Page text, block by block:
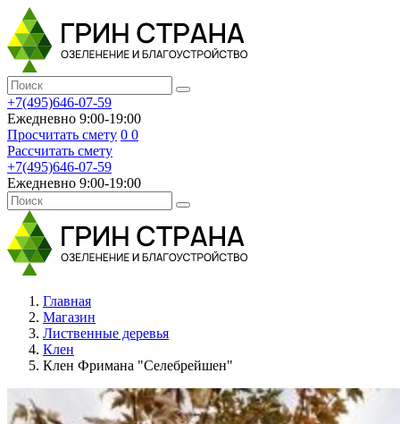
+7(495)646-07-59
Ежедневно 9:00-19:00
Просчитать смету 0 0
Рассчитать смету
+7(495)646-07-59
Ежедневно 9:00-19:00
Главная
Магазин
Лиственные деревья
Клен
Клен Фримана "Селебрейшен"